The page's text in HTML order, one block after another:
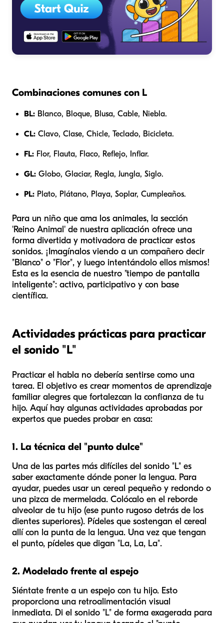
Combinaciones comunes con L
BL: Blanco, Bloque, Blusa, Cable, Niebla.
CL: Clavo, Clase, Chicle, Teclado, Bicicleta.
FL: Flor, Flauta, Flaco, Reflejo, Inflar.
GL: Globo, Glaciar, Regla, Jungla, Siglo.
PL: Plato, Plátano, Playa, Soplar, Cumpleaños.
Para un niño que ama los animales, la sección
'Reino Animal' de nuestra aplicación ofrece una
forma divertida y motivadora de practicar estos
sonidos. ¡Imagínalos viendo a un compañero decir
"Blanco" o "Flor", y luego intentándolo ellos mismos!
Esta es la esencia de nuestro "tiempo de pantalla
inteligente": activo, participativo y con base
científica.
Actividades prácticas para practicar
el sonido "L"
Practicar el habla no debería sentirse como una
tarea. El objetivo es crear momentos de aprendizaje
familiar alegres que fortalezcan la confianza de tu
hijo. Aquí hay algunas actividades aprobadas por
expertos que puedes probar en casa:
1. La técnica del "punto dulce"
Una de las partes más difíciles del sonido "L" es
saber exactamente dónde poner la lengua. Para
ayudar, puedes usar un cereal pequeño y redondo o
una pizca de mermelada. Colócalo en el reborde
alveolar de tu hijo (ese punto rugoso detrás de los
dientes superiores). Pídeles que sostengan el cereal
allí con la punta de la lengua. Una vez que tengan
el punto, pídeles que digan "La, La, La".
2. Modelado frente al espejo
Siéntate frente a un espejo con tu hijo. Esto
proporciona una retroalimentación visual
inmediata. Di el sonido "L" de forma exagerada para